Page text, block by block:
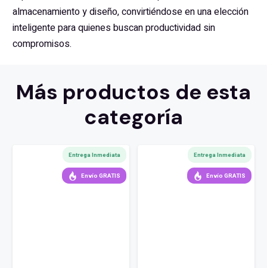
almacenamiento y diseño, convirtiéndose en una elección
inteligente para quienes buscan productividad sin
compromisos.
Más productos de esta
categoría
Entrega Inmediata
Envío GRATIS
Entrega Inmediata
Envío GRATIS